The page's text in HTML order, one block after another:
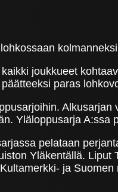
joukkueet
paras
Yläloppusarja A:ssa
pelataan
Yläkentällä.
ja